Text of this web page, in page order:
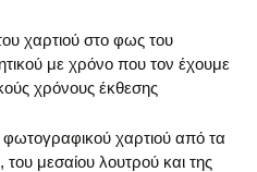
χαρτιού στο φως του
με χρόνο που τον έχουμε
χρόνους έκθεσης
χαρτιού από τα
του μεσαίου λουτρού και της